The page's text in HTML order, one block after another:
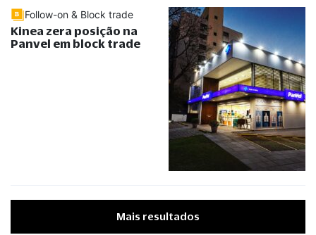
Follow-on & Block trade
Kinea zera posição na
Panvel em block trade
Mais resultados